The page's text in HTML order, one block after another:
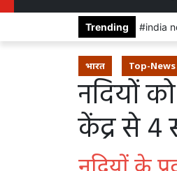
Trending india
भारत Top-News
नदियों
केंद्र से 4
नदियों के